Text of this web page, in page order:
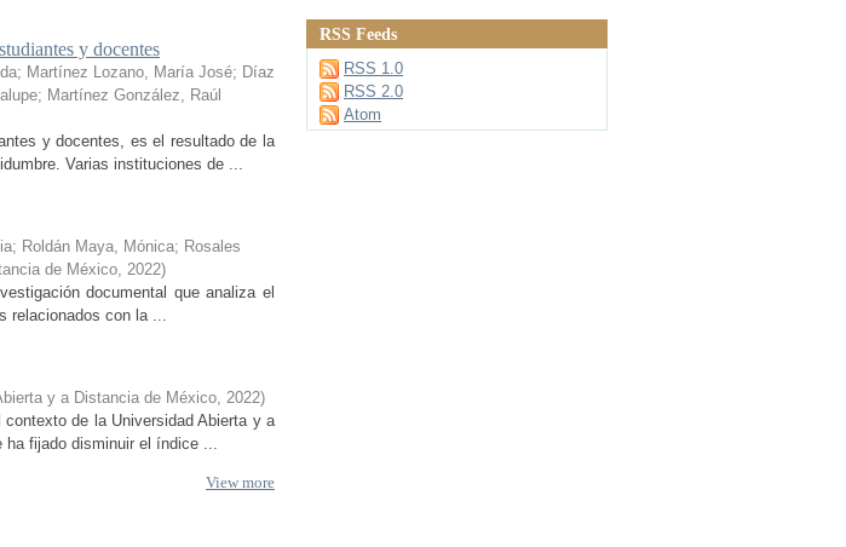
y docentes
; Martínez Lozano, María José; Díaz
; Martínez González, Raúl
y docentes, es el resultado de la
Varias instituciones de ...
; Roldán Maya, Mónica; Rosales
de México, 2022)
documental que analiza el
relacionados con la ...
y a Distancia de México, 2022)
de la Universidad Abierta y a
ha fijado disminuir el índice ...
View more
RSS Feeds
RSS 1.0
RSS 2.0
Atom